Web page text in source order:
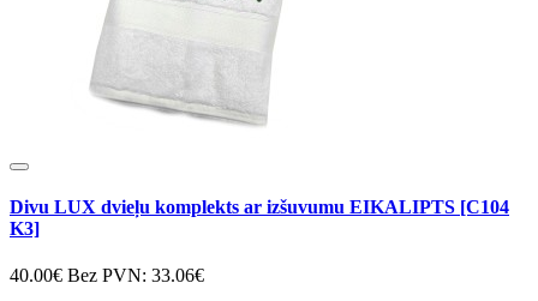
Divu LUX dvieļu komplekts ar izšuvumu EIKALIPTS [C104
K3]
40.00€ Bez PVN: 33.06€